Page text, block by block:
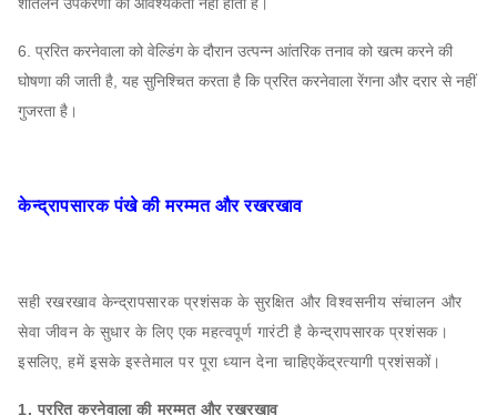
6. प्ररित करनेवाला को वेल्डिंग के दौरान उत्पन्न आंतरिक तनाव को खत्म करने की
घोषणा की जाती है, यह सुनिश्चित करता है कि प्ररित करनेवाला रेंगना और दरार से नहीं
गुजरता है।
केन्द्रापसारक पंखे की मरम्मत और रखरखाव
सही रखरखाव केन्द्रापसारक प्रशंसक के सुरक्षित और विश्वसनीय संचालन और
सेवा जीवन के सुधार के लिए एक महत्वपूर्ण गारंटी हैकेन्द्रापसारक प्रशंसक।
इसलिए, हमें इसके इस्तेमाल पर पूरा ध्यान देना चाहिएकेंद्रत्यागीप्रशंसकों।
1. प्ररित करनेवाला की मरम्मत और रखरखाव